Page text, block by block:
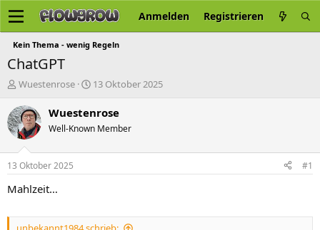
Anmelden Registrieren
Kein Thema - wenig Regeln
ChatGPT
E
s
t
e
e
r
Wuestenrose
E
s
e
t
13 Oktober 2025
Wuestenrose
Well-Known Member
13 Oktober 2025 #1
Mahlzeit…